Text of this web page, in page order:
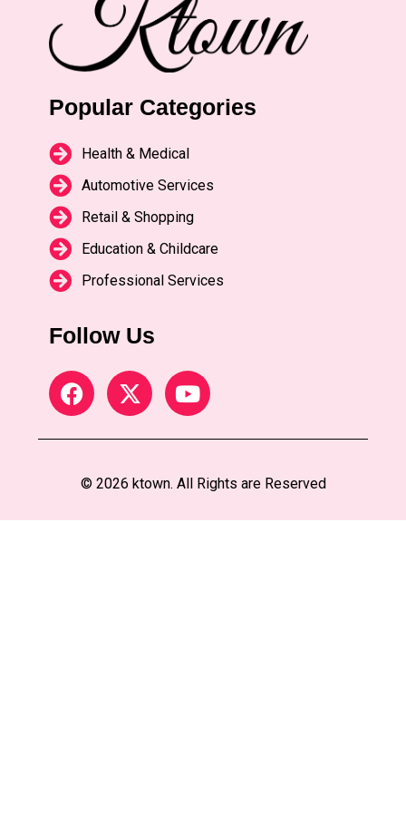
Popular Categories
Health & Medical
Automotive Services
Retail & Shopping
Education & Childcare
Professional Services
Follow Us
© 2026 ktown. All Rights are Reserved